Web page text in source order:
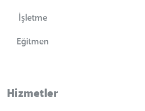
İşletme
Eğitmen
Hizmetler